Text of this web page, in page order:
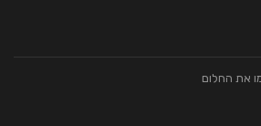
את החלום